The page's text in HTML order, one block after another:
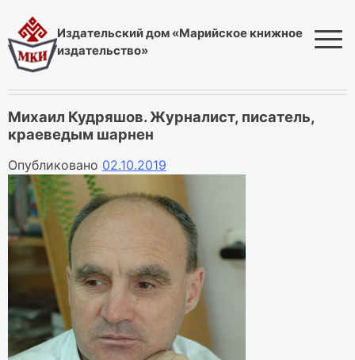
to
content
Издательский дом «Марийское книжное
издательство»
Михаил Кудряшов. Журналист, писатель,
краеведым шарнен
Опубликовано 02.10.2019